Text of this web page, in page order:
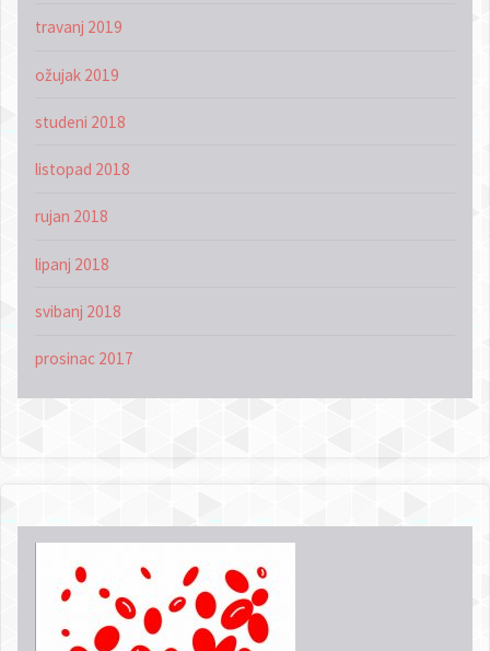
travanj 2019
ožujak 2019
studeni 2018
listopad 2018
rujan 2018
lipanj 2018
svibanj 2018
prosinac 2017